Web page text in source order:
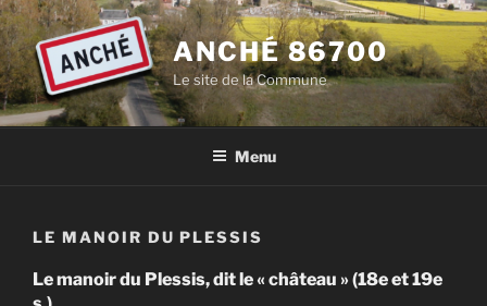
Aller
au
contenu
principal
ANCHÉ 86700
Le site de la Commune
Menu
LE MANOIR DU PLESSIS
Le manoir du Plessis, dit le « château » (18e et 19e